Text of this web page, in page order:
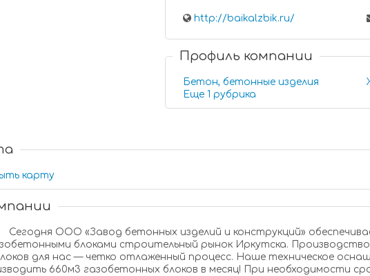
http://baikalzbik.ru/
Профиль компании
Бетон, бетонные изделия
Еще 1 рубрика
карту
Сегодня ООО «Завод бетонных изделий и конструкций» обеспечивает высококачественными
блоками строительный рынок Иркутска. Производство качественных газобетонных
для нас — четко отлаженный процесс. Наше техническое оснащение завода позволяет нам
в месяц! При необходимости срочного изготовления большого